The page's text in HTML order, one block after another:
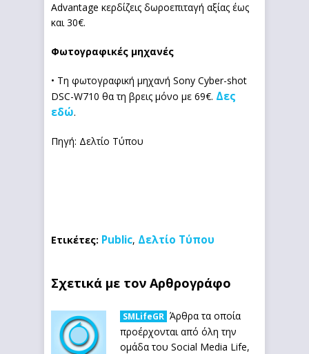
Αdvantage κερδίζεις δωροεπιταγή αξίας έως
και 30€.
Φωτογραφικές μηχανές
• Τη φωτογραφική μηχανή Sony Cyber-shot
DSC-W710 θα τη βρεις μόνο με 69€. Δες
εδώ.
Πηγή: Δελτίο Τύπου
Ετικέτες: Public, Δελτίο Τύπου
Σχετικά με τον Αρθρογράφο
SMLifeGR Άρθρα τα οποία
προέρχονται από όλη την
ομάδα του Social Media Life,